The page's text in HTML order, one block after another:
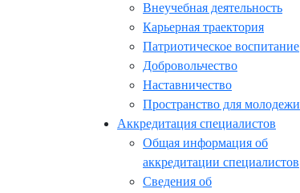
Внеучебная деятельность
Карьерная траектория
Патриотическое воспитание
Добровольчество
Наставничество
Пространство для молодежи
Аккредитация специалистов
Общая информация об
аккредитации специалистов
Сведения об